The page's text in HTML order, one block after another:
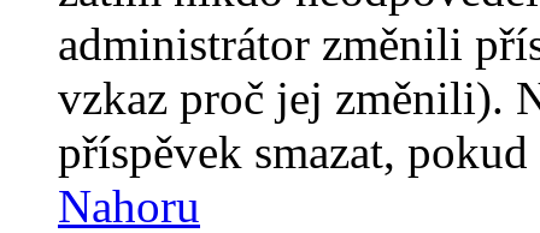
administrátor změnili
vzkaz proč jej změnili).
příspěvek smazat,
Nahoru